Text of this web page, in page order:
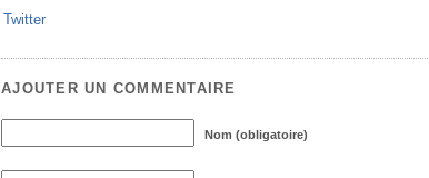
Twitter
AJOUTER UN COMMENTAIRE
Nom (obligatoire)